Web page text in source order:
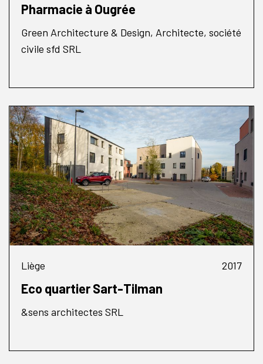
Pharmacie à Ougrée
Green Architecture & Design, Architecte, société
civile sfd SRL
Liège 2017
Eco quartier Sart-Tilman
&sens architectes SRL